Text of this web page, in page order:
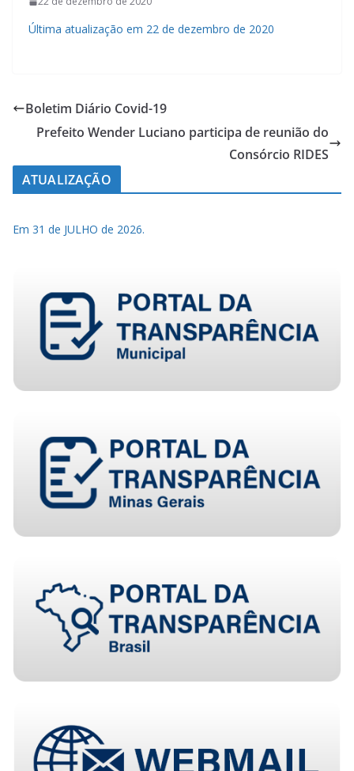
Última atualização em 22 de dezembro de 2020
Boletim Diário Covid-19
Prefeito Wender Luciano participa de reunião do
Consórcio RIDES
ATUALIZAÇÃO
Em 31 de JULHO de 2026.